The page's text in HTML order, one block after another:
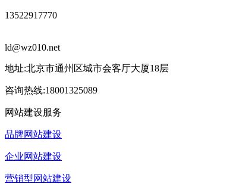
13522917770
ld@wz010.net
地址:北京市通州区城市会客厅大厦18层
咨询热线:18001325089
网站建设服务
品牌网站建设
企业网站建设
营销型网站建设